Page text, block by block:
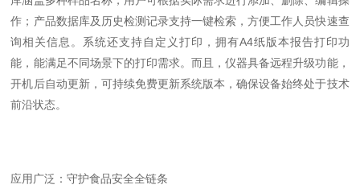
作；产品数据库及历史检测记录支持一键检索，方便工作人员快速查
询相关信息。系统还支持自定义打印，拥有A4纸版本报告打印功
能，能满足不同场景下的打印需求。而且，仪器具备远程升级功能，
开机后自动更新，可持续免费更新系统版本，确保设备始终处于技术
前沿状态。
应用广泛：守护食品安全全链条